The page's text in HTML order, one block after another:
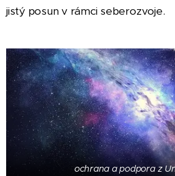
jistý posun v rámci seberozvoje.
ochrana a podpora z